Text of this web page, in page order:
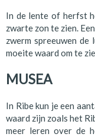
In de lente of herfst
zwarte zon te zien.
zwerm spreeuwen de
moeite waard om te
MUSEA
In Ribe kun je een
waard zijn zoals het
meer leren over de